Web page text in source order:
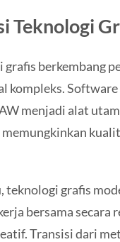
Teknologi
grafis berkembang
kompleks.
menjadi alat
teknologi grafis
bersama
Transisi dari